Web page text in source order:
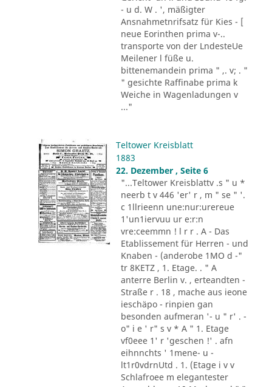
- u d. W . ', mäßigter
Ansnahmetnrifsatz für Kies - [
neue Eorinthen prima v-..
transporte von der LndesteUe
Meilener l füße u.
bittenemandein prima " ,. v; . "
" gesichte Raffinabe prima k
Weiche in Wagenladungen v
..."
Teltower Kreisblatt
1883
22. Dezember , Seite 6
"...Teltower Kreisblattv .s " u *
neerb t v 446 'er' r , m " se " '.
c 1llrieenn une:nur:urereue
1'un1iervuu ur e:r:n
vre:ceemmn ! l r r . A - Das
Etablissement für Herren - und
Knaben - (anderobe 1MO d -"
tr 8KETZ , 1. Etage. . " A
anterre Berlin v. , erteandten -
Straße r . 18 , mache aus ieone
ieschäpo - rinpien gan
besonden aufmeran '- u " r' . -
o" i e ' r" s v * A " 1. Etage
vf0eee 1' r 'geschen !' . afn
eihnnchts ' 1mene- u -
lt1r0vdrnUtd . 1. (Etage i v v
Schlafroee m elegantester